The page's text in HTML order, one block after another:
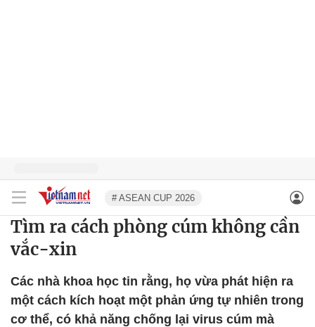
# ASEAN CUP 2026
Tìm ra cách phòng cúm không cần
vắc-xin
Các nhà khoa học tin rằng, họ vừa phát hiện ra
một cách kích hoạt một phản ứng tự nhiên trong
cơ thể, có khả năng chống lại virus cúm mà